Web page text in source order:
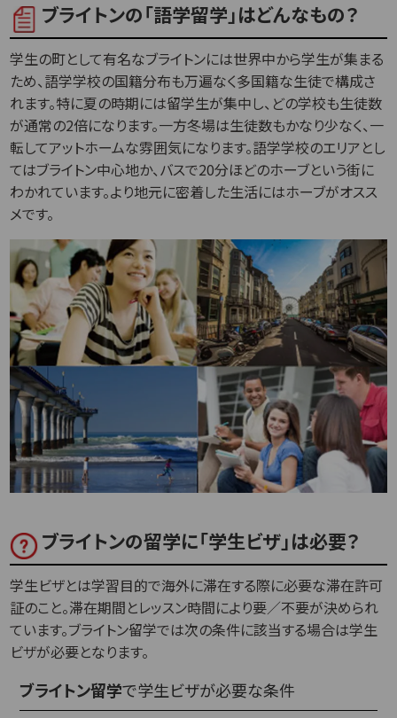
ブライトンの「語学留学」はどんなもの？
学生の町として有名なブライトンには世界中から学生が集まる
ため、語学学校の国籍分布も万遍なく多国籍な生徒で構成さ
れます。特に夏の時期には留学生が集中し、どの学校も生徒数
が通常の2倍になります。一方冬場は生徒数もかなり少なく、一
転してアットホームな雰囲気になります。語学学校のエリアとし
てはブライトン中心地か、バスで20分ほどのホーブという街に
わかれています。より地元に密着した生活にはホーブがオスス
メです。
ブライトンの留学に「学生ビザ」は必要？
学生ビザとは学習目的で海外に滞在する際に必要な滞在許可
証のこと。滞在期間とレッスン時間により要／不要が決められ
ています。ブライトン留学では次の条件に該当する場合は学生
ビザが必要となります。
ブライトン留学で学生ビザが必要な条件